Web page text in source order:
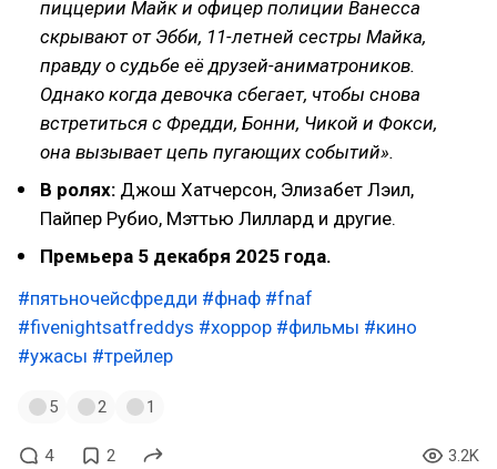
пиццерии Майк и офицер полиции Ванесса
скрывают от Эбби, 11-летней сестры Майка,
правду о судьбе её друзей-аниматроников.
Однако когда девочка сбегает, чтобы снова
встретиться с Фредди, Бонни, Чикой и Фокси,
она вызывает цепь пугающих событий».
В ролях: Джош Хатчерсон, Элизабет Лэил,
Пайпер Рубио, Мэттью Лиллард и другие.
Премьера 5 декабря 2025 года.
#пятьночейсфредди #фнаф #fnaf
#fivenightsatfreddys #хоррор #фильмы #кино
#ужасы #трейлер
5 2 1
4 2 3.2K